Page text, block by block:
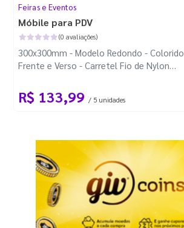
Feiras e Eventos
Móbile para PDV
(0 avaliações)
300x300mm - Modelo Redondo - Colorido
Frente e Verso - Carretel Fio de Nylon
R$ 133,99 / 5 unidades